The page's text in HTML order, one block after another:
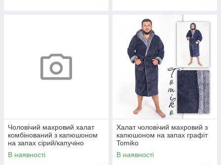
Чоловічий махровий халат
комбінований з капюшоном
на запах сірий/капучіно
В наявності
Халат чоловічий махровий з
капюшоном на запах графіт
Tomiko
В наявності